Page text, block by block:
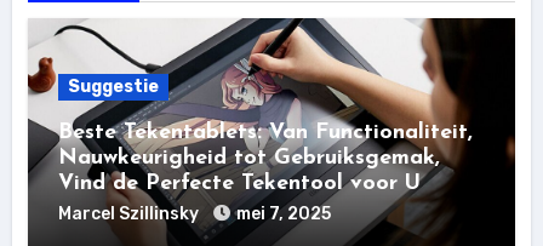
Suggestie
Beste Tekentablets: Van Functionaliteit,
Nauwkeurigheid tot Gebruiksgemak,
Vind de Perfecte Tekentool voor U
Marcel Szillinsky mei 7, 2025